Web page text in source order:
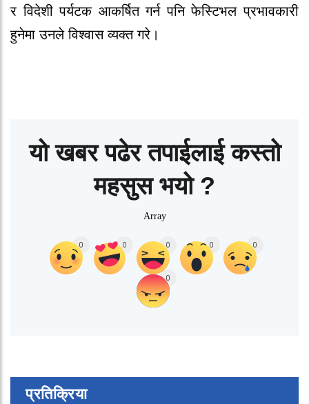
र विदेशी पर्यटक आकर्षित गर्न पनि फेस्टिभल प्रभावकारी
हुनेमा उनले विश्वास व्यक्त गरे।
यो खबर पढेर तपाईलाई कस्तो
महसुस भयो ?
Array
0 0 0 0 0
0
प्रतिक्रिया